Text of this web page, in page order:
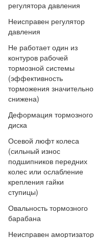
регулятора давления
Неисправен регулятор
давления
Не работает один из
контуров рабочей
тормозной системы
(эффективность
торможения значительно
снижена)
Деформация тормозного
диска
Осевой люфт колеса
(сильный износ
подшипников передних
колес или ослабление
крепления гайки
ступицы)
Овальность тормозного
барабана
Неисправен амортизатор